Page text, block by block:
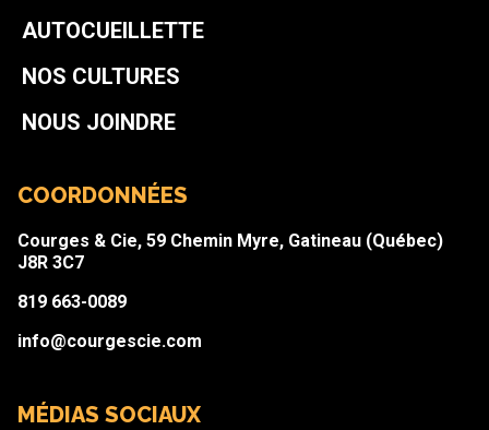
AUTOCUEILLETTE
NOS CULTURES
NOUS JOINDRE
COORDONNÉES
Courges & Cie, 59 Chemin Myre, Gatineau (Québec)
J8R 3C7
819 663-0089
info@courgescie.com
MÉDIAS SOCIAUX